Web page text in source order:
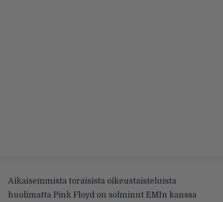
Aikaisemmista toraisista oikeustaisteluista
huolimatta Pink Floyd on solminut EMIn kanssa